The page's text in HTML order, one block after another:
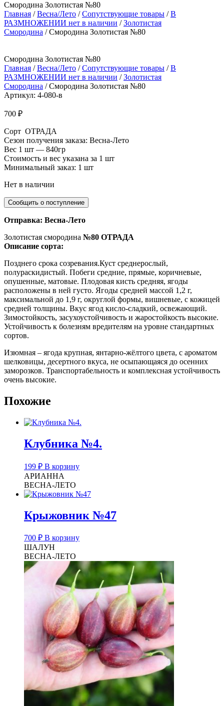
Смородина Золотистая №80
Главная /Весна/Лето /Сопутствующие товары /В
РАЗМНОЖЕНИИ нет в наличии /Золотистая
Смородина / Смородина Золотистая №80
Смородина Золотистая №80
Главная /Весна/Лето /Сопутствующие товары /В
РАЗМНОЖЕНИИ нет в наличии /Золотистая
Смородина / Смородина Золотистая №80
Артикул: 4-080-в
700 ₽
Сорт ОТРАДА
Сезон получения заказа: Весна-Лето
Вес 1 шт — 840гр
Стоимость и вес указана за 1 шт
Минимальный заказ: 1 шт
Нет в наличии
Отправка: Весна-Лето
Золотистая смородина №80 ОТРАДА
Описание сорта:
Позднего срока созревания.Куст среднерослый,
полураскидистый. Побеги средние, прямые, коричневые,
опушенные, матовые. Плодовая кисть средняя, ягоды
расположены в ней густо. Ягоды средней массой 1,2 г,
максимальной до 1,9 г, округлой формы, вишневые, с кожицей
средней толщины. Вкус ягод кисло-сладкий, освежающий.
Зимостойкость, засухоустойчивость и жаростойкость высокие.
Устойчивость к болезням вредителям на уровне стандартных
сортов.
Изюмная – ягода крупная, янтарно-жёлтого цвета, с ароматом
шелковицы, десертного вкуса, не осыпающаяся до осенних
заморозков. Транспортабельность и комплексная устойчивость
очень высокие.
Похожие
Клубника №4.
199 ₽ В корзину
АРИАННА
ВЕСНА-ЛЕТО
Крыжовник №47
700 ₽ В корзину
ШАЛУН
ВЕСНА-ЛЕТО